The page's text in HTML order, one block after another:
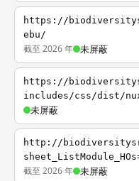
https://
ebu/
截至 2026 年 未屏蔽
https://
includes/css/dist/
未屏蔽
http://
截至 2026 年 未屏蔽